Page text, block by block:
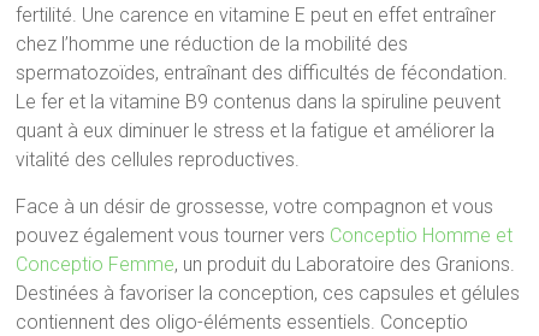
fertilité. Une carence en vitamine E peut en effet entraîner
chez l’homme une réduction de la mobilité des
spermatozoïdes, entraînant des difficultés de fécondation.
Le fer et la vitamine B9 contenus dans la spiruline peuvent
quant à eux diminuer le stress et la fatigue et améliorer la
vitalité des cellules reproductives.
Face à un désir de grossesse, votre compagnon et vous
pouvez également vous tourner vers Conceptio Homme et
Conceptio Femme, un produit du Laboratoire des Granions.
Destinées à favoriser la conception, ces capsules et gélules
contiennent des oligo-éléments essentiels. Conceptio